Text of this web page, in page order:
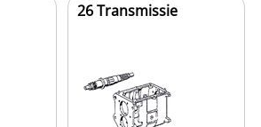
26 Transmissie